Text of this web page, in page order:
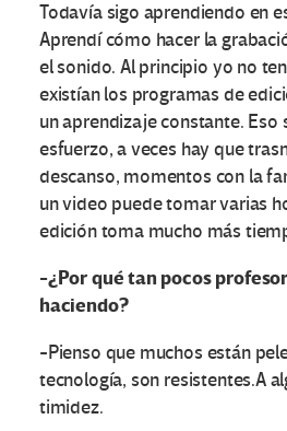
Todavía sigo aprendiendo en
Aprendí cómo hacer la
el sonido. Al principio yo no
existían los programas de
un aprendizaje constante. Eso
esfuerzo, a veces hay que
descanso, momentos con la
un video puede tomar varias
edición toma mucho más
-¿Por qué tan pocos
haciendo?
-Pienso que muchos están
tecnología, son resistentes.A
timidez.